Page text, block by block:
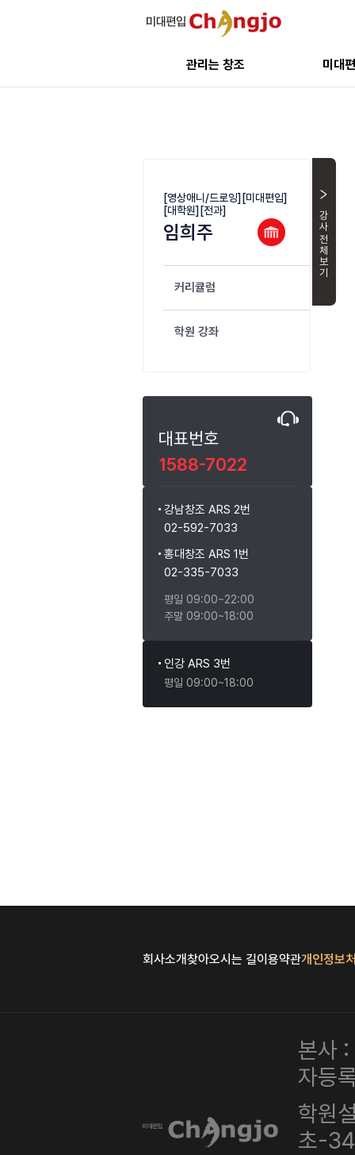
관리는 창조 미대
[영상애니/드로잉][미대편입]
[대학원][전과]
임희주
커리큘럼
학원 강좌
강사 전체
대표번호
1588-7022
강남창조 ARS 2번
02-592-7033
홍대창조 ARS 1번
02-335-7033
평일 09:00~22:00
주말 09:00~18:00
인강 ARS 3번
평일 09:00~18:00
회사소개찾아오시는 길이용약관개인정보
본사
자등
학원
초-